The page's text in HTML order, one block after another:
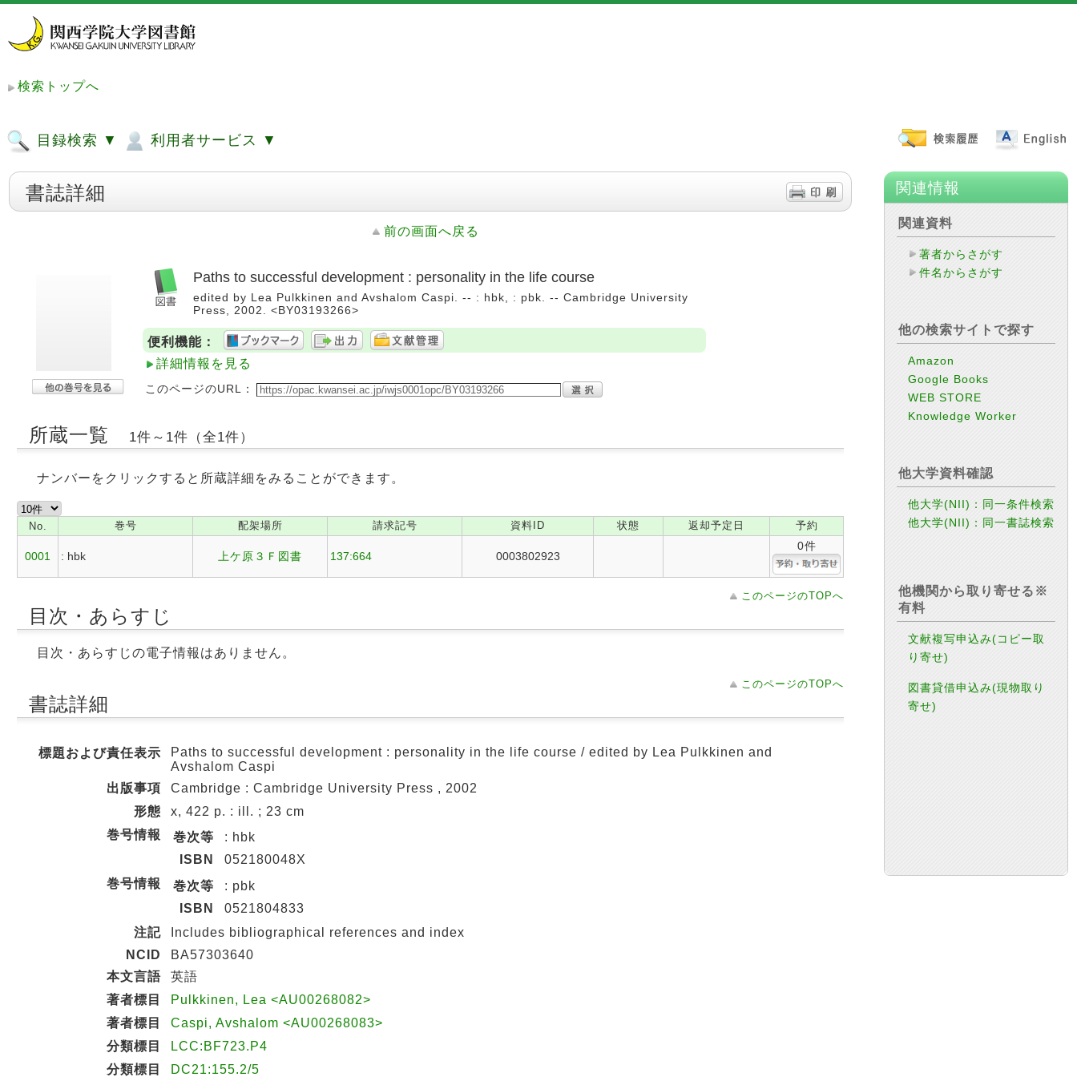
検索トップへ
目録検索 ▼ 利用者サービス ▼
書誌詳細
前の画面へ戻る
Paths to successful development : personality in the life course
edited by Lea Pulkkinen and Avshalom Caspi. -- : hbk, : pbk. -- Cambridge University
Press, 2002. <BY03193266>
便利機能：
詳細情報を見る
このページのURL：
所蔵一覧 1件～1件（全1件）
ナンバーをクリックすると所蔵詳細をみることができます。
No. 巻号 配架場所 請求記号 資料ID 状態 返却予定日 予約
0001 : hbk 上ケ原３Ｆ図書 137:664 0003802923
0件
このページのTOPへ
目次・あらすじ
目次・あらすじの電子情報はありません。
このページのTOPへ
書誌詳細
標題および責任表示
Paths to successful development : personality in the life course / edited by Lea Pulkkinen and
Avshalom Caspi
出版事項
Cambridge : Cambridge University Press , 2002
形態
x, 422 p. : ill. ; 23 cm
巻号情報
巻次等
: hbk
ISBN
052180048X
巻号情報
巻次等
: pbk
ISBN
0521804833
注記
Includes bibliographical references and index
NCID
BA57303640
本文言語
英語
著者標目
Pulkkinen, Lea <AU00268082>
著者標目
Caspi, Avshalom <AU00268083>
分類標目
LCC:BF723.P4
分類標目
DC21:155.2/5
関連情報
関連資料
著者からさがす
件名からさがす
他の検索サイトで探す
Amazon
Google Books
WEB STORE
Knowledge Worker
他大学資料確認
他大学(NII)：同一条件検索
他大学(NII)：同一書誌検索
他機関から取り寄せる※
有料
文献複写申込み(コピー取
り寄せ)
図書貸借申込み(現物取り
寄せ)